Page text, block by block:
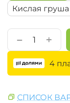
Кислая груша
+
−
4
СПИСОК